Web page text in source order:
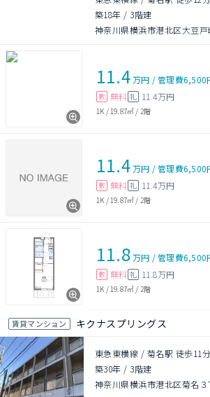
築18年 / 3階建
神奈川県横浜市港北区大豆戸
11.4万円 /管理費6,500
敷 無料 礼 11.4万円
1K / 19.87㎡ / 2階
11.4万円 /管理費6,500
敷 無料 礼 11.4万円
1K / 19.87㎡ / 2階
11.8万円 /管理費6,500
敷 無料 礼 11.8万円
1K / 19.87㎡ / 2階
賃貸マンション キクナスプリングス
東急東横線 / 菊名駅 徒歩11分
築30年 / 3階建
神奈川県横浜市港北区菊名３